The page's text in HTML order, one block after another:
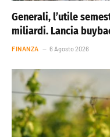
Generali, l’utile
miliardi. Lancia
FINANZA 6 Agosto 2026